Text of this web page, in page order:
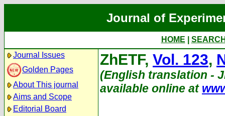
Journal of
HOME
Journal Issues
Golden Pages
About This journal
Aims and Scope
Editorial Board
ZhETF, Vol. 123,
(English translation -
available online at